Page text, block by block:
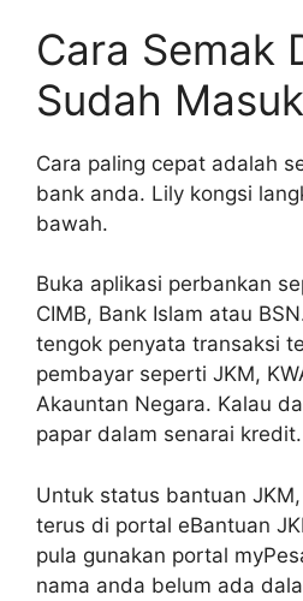
Cara Semak
Sudah
Cara paling cepat adalah
bank anda. Lily kongsi
bawah.
Buka aplikasi perbankan
CIMB, Bank Islam atau
tengok penyata transaksi
pembayar seperti JKM,
Akauntan Negara. Kalau
papar dalam senarai kredit.
Untuk status bantuan
terus di portal eBantuan
pula gunakan portal
nama anda belum ada